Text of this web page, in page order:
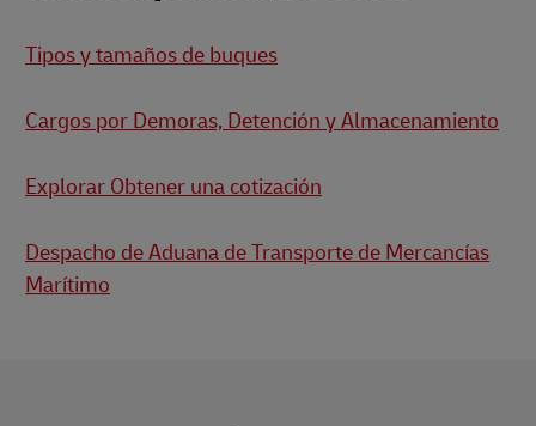
Tipos y tamaños de buques
Cargos por Demoras, Detención y Almacenamiento
Explorar Obtener una cotización
Despacho de Aduana de Transporte de Mercancías
Marítimo